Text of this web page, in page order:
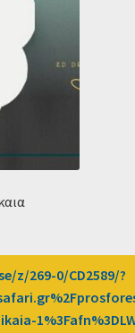
z/269-0/CD2589/?